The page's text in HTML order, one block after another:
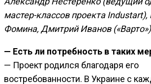
мастер-классов проекта Industart),
Фомина, Дмитрий Иванов («Варто»)
— Есть ли потребность в таких
— Проект родился благодаря его
востребованности. В Украине с